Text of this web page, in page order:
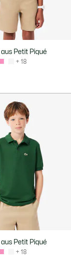
Petit Piqué
+ 18
Petit Piqué
+ 18